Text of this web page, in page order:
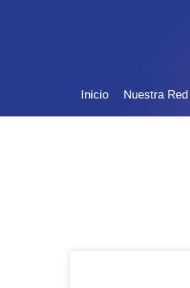
Inicio Nuestra Red